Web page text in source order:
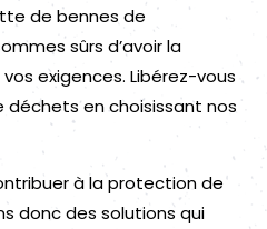
de bennes de
sûrs d’avoir la
exigences. Libérez-vous
en choisissant nos
à la protection de
donc des solutions qui